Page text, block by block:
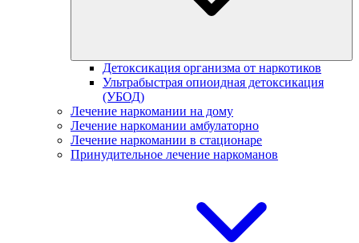
Детоксикация организма от наркотиков
Ультрабыстрая опиоидная детоксикация
(УБОД)
Лечение наркомании на дому
Лечение наркомании амбулаторно
Лечение наркомании в стационаре
Принудительное лечение наркоманов